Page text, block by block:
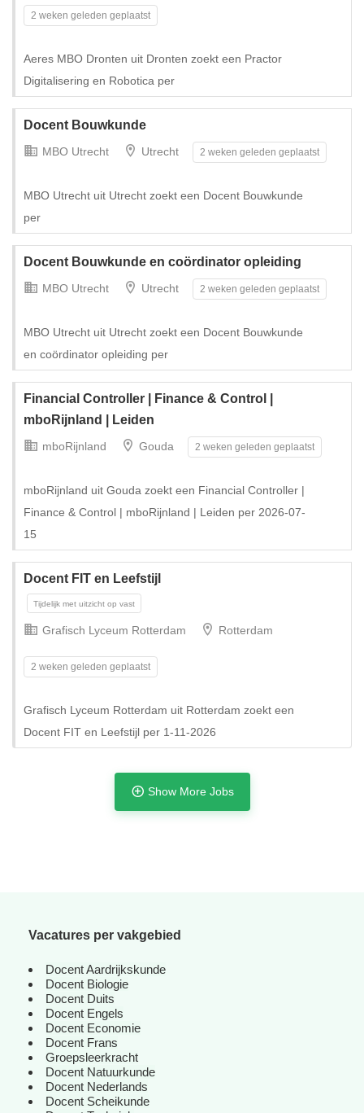
Tijdelijk met uitzicht op vast
Tijdelijk met uitzicht op vast
2 weken geleden geplaatst
Aeres MBO Dronten uit Dronten zoekt een Practor
Digitalisering en Robotica per
Docent Bouwkunde
MBO Utrecht Utrecht 2 weken geleden geplaatst
MBO Utrecht uit Utrecht zoekt een Docent Bouwkunde
per
Docent Bouwkunde en coördinator opleiding
MBO Utrecht Utrecht 2 weken geleden geplaatst
MBO Utrecht uit Utrecht zoekt een Docent Bouwkunde
en coördinator opleiding per
Financial Controller | Finance & Control |
mboRijnland | Leiden
mboRijnland Gouda 2 weken geleden geplaatst
mboRijnland uit Gouda zoekt een Financial Controller |
Finance & Control | mboRijnland | Leiden per 2026-07-
15
Docent FIT en Leefstijl
Tijdelijk met uitzicht op vast
Grafisch Lyceum Rotterdam Rotterdam
2 weken geleden geplaatst
Grafisch Lyceum Rotterdam uit Rotterdam zoekt een
Docent FIT en Leefstijl per 1-11-2026
Show More Jobs
Vacatures per vakgebied
Docent Aardrijkskunde
Docent Biologie
Docent Duits
Docent Engels
Docent Economie
Docent Frans
Groepsleerkracht
Docent Natuurkunde
Docent Nederlands
Docent Scheikunde